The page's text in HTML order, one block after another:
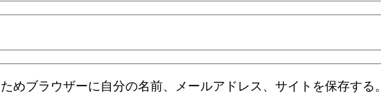
めブラウザーに自分の名前、メールアドレス、サイトを保存する。